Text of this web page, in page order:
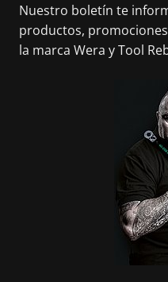
Nuestro boletín te
productos,
la marca Wera y Tool